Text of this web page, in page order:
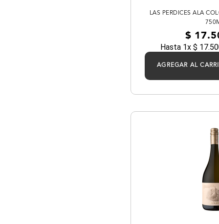
LAS PERDICES ALA
$ 17.
Hasta 1x $ 17.
AGREGAR AL